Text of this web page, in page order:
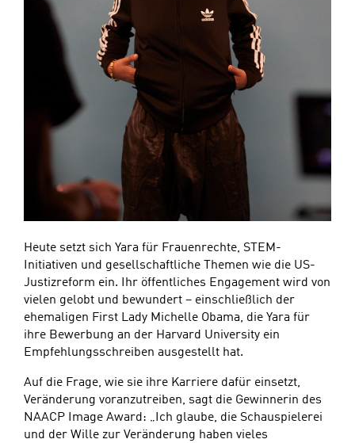
Heute setzt sich Yara für Frauenrechte, STEM-
Initiativen und gesellschaftliche Themen wie die US-
Justizreform ein. Ihr öffentliches Engagement wird von
vielen gelobt und bewundert – einschließlich der
ehemaligen First Lady Michelle Obama, die Yara für
ihre Bewerbung an der Harvard University ein
Empfehlungsschreiben ausgestellt hat.
Auf die Frage, wie sie ihre Karriere dafür einsetzt,
Veränderung voranzutreiben, sagt die Gewinnerin des
NAACP Image Award: „Ich glaube, die Schauspielerei
und der Wille zur Veränderung haben vieles